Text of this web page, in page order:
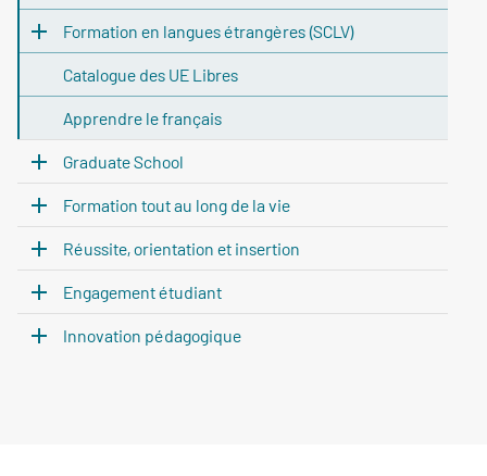
Formation en langues étrangères (SCLV)
Catalogue des UE Libres
Apprendre le français
Graduate School
Formation tout au long de la vie
Réussite, orientation et insertion
Engagement étudiant
Innovation pédagogique